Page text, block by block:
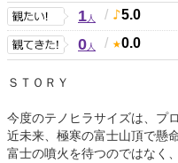
1人 / 5.0
0人 / 0.0
ＳＴＯＲＹ
今度のテノヒラサイズは、プ
近未来、極寒の富士山頂で懸
富士の噴火を待つのではなく